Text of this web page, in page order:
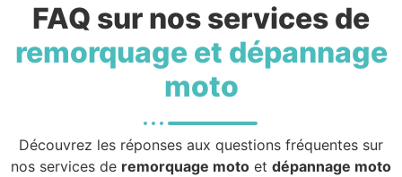
FAQ sur nos services de
remorquage et dépannage
moto
Découvrez les réponses aux questions fréquentes sur
nos services de remorquage moto et dépannage moto